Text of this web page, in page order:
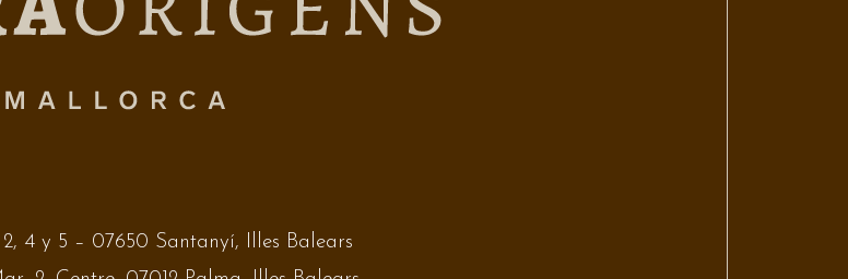
4 y 5 – 07650 Santanyí, Illes Balears